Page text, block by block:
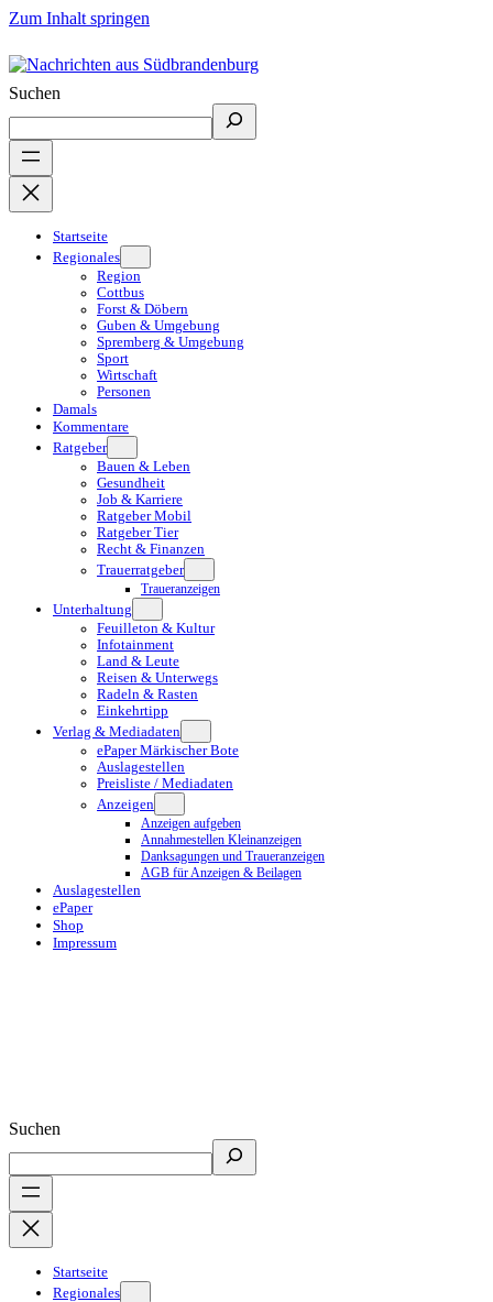
Zum Inhalt springen
Suchen
Startseite
Regionales
Region
Cottbus
Forst & Döbern
Guben & Umgebung
Spremberg & Umgebung
Sport
Wirtschaft
Personen
Damals
Kommentare
Ratgeber
Bauen & Leben
Gesundheit
Job & Karriere
Ratgeber Mobil
Ratgeber Tier
Recht & Finanzen
Trauerratgeber
Traueranzeigen
Unterhaltung
Feuilleton & Kultur
Infotainment
Land & Leute
Reisen & Unterwegs
Radeln & Rasten
Einkehrtipp
Verlag & Mediadaten
ePaper Märkischer Bote
Auslagestellen
Preisliste / Mediadaten
Anzeigen
Anzeigen aufgeben
Annahmestellen Kleinanzeigen
Danksagungen und Traueranzeigen
AGB für Anzeigen & Beilagen
Auslagestellen
ePaper
Shop
Impressum
Suchen
Startseite
Regionales